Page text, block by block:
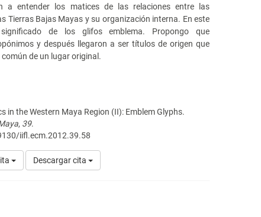
a entender los matices de las relaciones entre las
Tierras Bajas Mayas y su organización interna. En este
de los glifos emblema. Propongo que
y después llegaron a ser títulos de origen que
de un lugar original.
in the Western Maya Region (II): Emblem Glyphs.
, 39.
iifl.ecm.2012.39.58
Descargar cita